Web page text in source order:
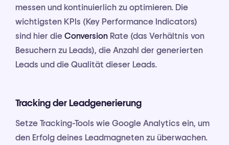
messen und kontinuierlich zu optimieren. Die
wichtigsten KPIs (Key Performance Indicators)
sind hier die Conversion Rate (das Verhältnis von
Besuchern zu Leads), die Anzahl der generierten
Leads und die Qualität dieser Leads.
Tracking der Leadgenerierung
Setze Tracking-Tools wie Google Analytics ein, um
den Erfolg deines Leadmagneten zu überwachen.